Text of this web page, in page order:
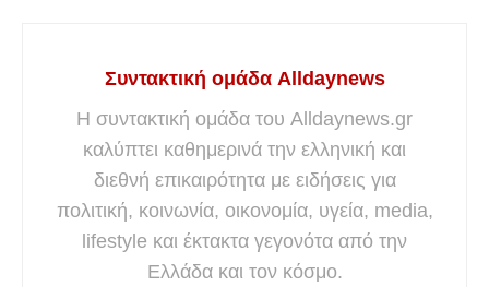
Συντακτική ομάδα Alldaynews
Η συντακτική ομάδα του Alldaynews.gr
καλύπτει καθημερινά την ελληνική και
διεθνή επικαιρότητα με ειδήσεις για
πολιτική, κοινωνία, οικονομία, υγεία, media,
lifestyle και έκτακτα γεγονότα από την
Ελλάδα και τον κόσμο.